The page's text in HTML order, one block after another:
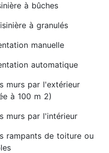
à bûches
à granulés
manuelle
automatique
murs par l'extérieur
à 100 m 2)
murs par l'intérieur
rampants de toiture ou